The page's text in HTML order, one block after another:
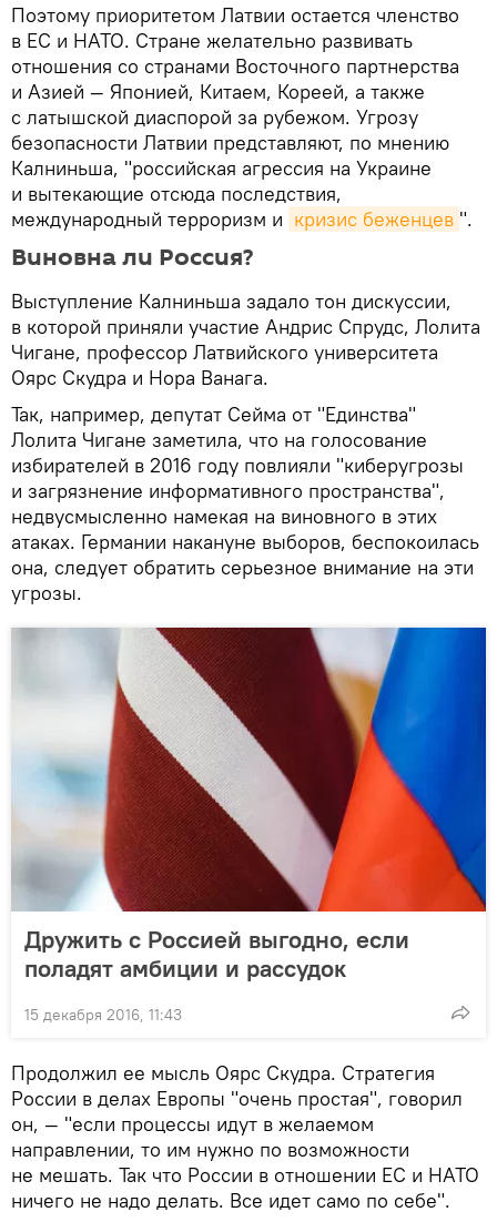
Поэтому приоритетом Латвии остается членство
в ЕС и НАТО. Стране желательно развивать
отношения со странами Восточного партнерства
и Азией — Японией, Китаем, Кореей, а также
с латышской диаспорой за рубежом. Угрозу
безопасности Латвии представляют, по мнению
Калниньша, "российская агрессия на Украине
и вытекающие отсюда последствия,
международный терроризм и кризис беженцев ".
Виновна ли Россия?
Выступление Калниньша задало тон дискуссии,
в которой приняли участие Андрис Спрудс, Лолита
Чигане, профессор Латвийского университета
Оярс Скудра и Нора Ванага.
Так, например, депутат Сейма от "Единства"
Лолита Чигане заметила, что на голосование
избирателей в 2016 году повлияли "киберугрозы
и загрязнение информативного пространства",
недвусмысленно намекая на виновного в этих
атаках. Германии накануне выборов, беспокоилась
она, следует обратить серьезное внимание на эти
угрозы.
Дружить с Россией выгодно, если
поладят амбиции и рассудок
15 декабря 2016, 11:43
Продолжил ее мысль Оярс Скудра. Стратегия
России в делах Европы "очень простая", говорил
он, — "если процессы идут в желаемом
направлении, то им нужно по возможности
не мешать. Так что России в отношении ЕС и НАТО
ничего не надо делать. Все идет само по себе".